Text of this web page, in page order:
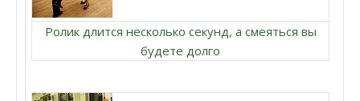
Ролик длится несколько секунд, а смеяться вы
будете долго